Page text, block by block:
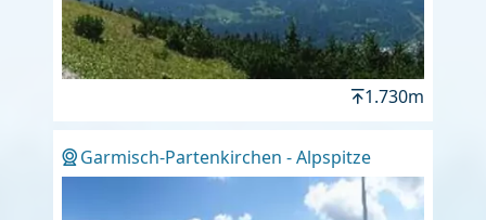
1.730m
Garmisch-Partenkirchen - Alpspitze